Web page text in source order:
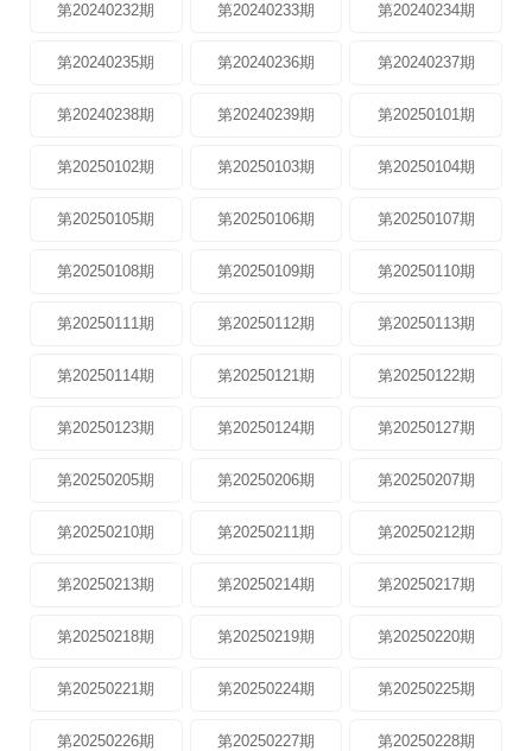
第20240232期 第20240233期 第20240234期
第20240235期 第20240236期 第20240237期
第20240238期 第20240239期 第20250101期
第20250102期 第20250103期 第20250104期
第20250105期 第20250106期 第20250107期
第20250108期 第20250109期 第20250110期
第20250111期 第20250112期 第20250113期
第20250114期 第20250121期 第20250122期
第20250123期 第20250124期 第20250127期
第20250205期 第20250206期 第20250207期
第20250210期 第20250211期 第20250212期
第20250213期 第20250214期 第20250217期
第20250218期 第20250219期 第20250220期
第20250221期 第20250224期 第20250225期
第20250226期 第20250227期 第20250228期